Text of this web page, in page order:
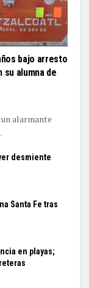
bajo arresto
alumna de
alarmante
desmiente
Santa Fe tras
en playas;